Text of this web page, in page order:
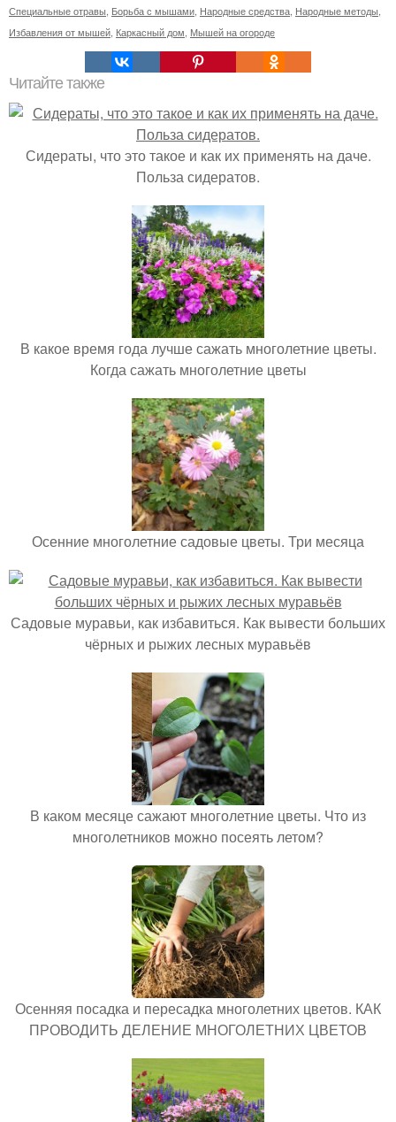
Специальные отравы Борьба с мышами Народные средства Народные методы
Избавления от мышей Каркасный дом Мышей на огороде
Читайте также
Сидераты, что это такое и как их применять на даче.
Польза сидератов.
В какое время года лучше сажать многолетние цветы.
Когда сажать многолетние цветы
Осенние многолетние садовые цветы. Три месяца
Садовые муравьи, как избавиться. Как вывести больших
чёрных и рыжих лесных муравьёв
В каком месяце сажают многолетние цветы. Что из
многолетников можно посеять летом?
Осенняя посадка и пересадка многолетних цветов. КАК
ПРОВОДИТЬ ДЕЛЕНИЕ МНОГОЛЕТНИХ ЦВЕТОВ